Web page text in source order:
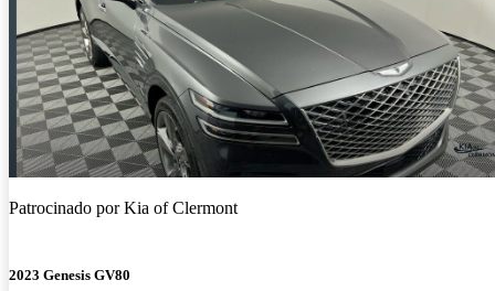
Patrocinado porKia of Clermont
2023 Genesis GV80